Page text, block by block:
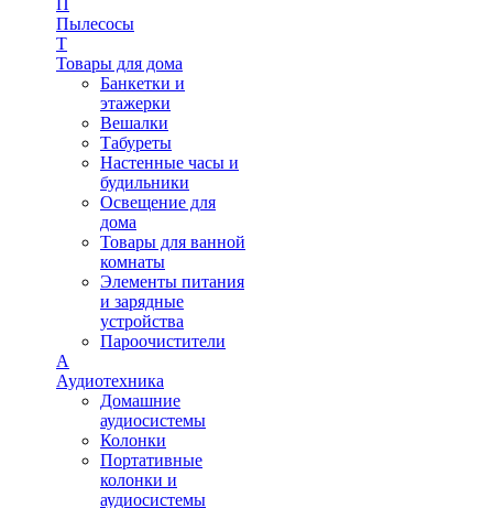
П
Пылесосы
Т
Товары для дома
Банкетки и
этажерки
Вешалки
Табуреты
Настенные часы и
будильники
Освещение для
дома
Товары для ванной
комнаты
Элементы питания
и зарядные
устройства
Пароочистители
А
Аудиотехника
Домашние
аудиосистемы
Колонки
Портативные
колонки и
аудиосистемы